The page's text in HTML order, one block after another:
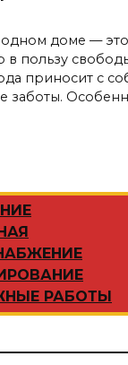
доме —
в пользу
приносит с
заботы.
РАБОТЫ